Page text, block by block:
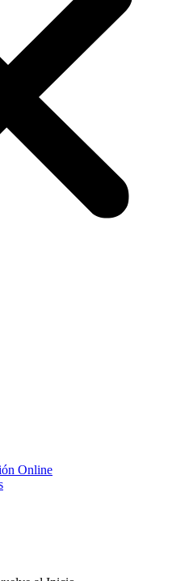
Online